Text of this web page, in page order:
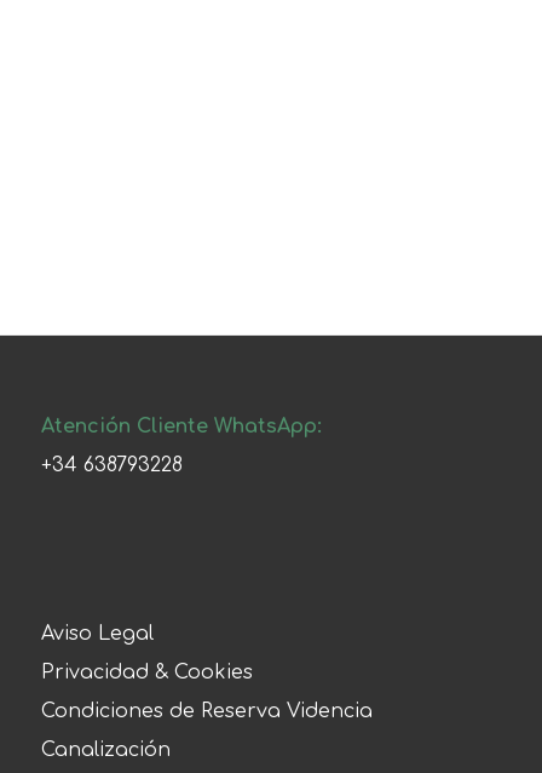
Atención Cliente WhatsApp:
+34 638793228
Aviso Legal
Privacidad & Cookies
Condiciones de Reserva Videncia
Canalización